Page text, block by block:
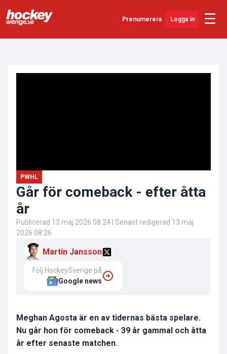
Prenumerera Logga in ☰
PWHL
Går för comeback - efter åtta
år
Publicerad 13 maj 2026 08:24 | Senast redigerad 13 maj
2026 08:26
Martin Jansson
Följ HockeySverige på
Google news
Meghan Agosta är en av tidernas bästa spelare.
Nu går hon för comeback - 39 år gammal och åtta
år efter senaste matchen.